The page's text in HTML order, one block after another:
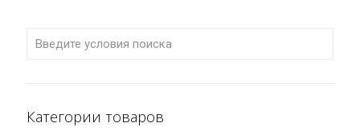
Категории товаров